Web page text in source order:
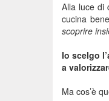
Alla luce di
cucina
scoprire
Io scelgo
a
Ma cos’è